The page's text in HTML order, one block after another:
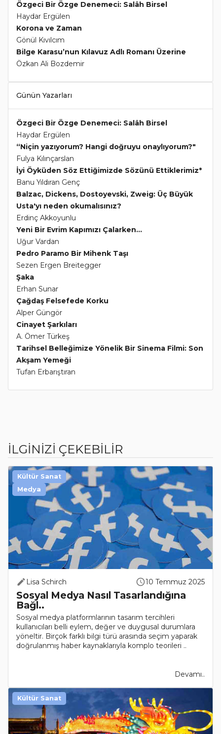
Özgeci Bir Özge Denemeci: Salâh Birsel
Haydar Ergülen
Korona ve Zaman
Gönül Kıvılcım
Bilge Karasu’nun Kılavuz Adlı Romanı Üzerine
Özkan Ali Bozdemir
Günün Yazarları
Özgeci Bir Özge Denemeci: Salâh Birsel
Haydar Ergülen
“Niçin yazıyorum? Hangi doğruyu onaylıyorum?"
Fulya Kılınçarslan
İyi Öyküden Söz Ettiğimizde Sözünü Ettiklerimiz*
Banu Yıldıran Genç
Balzac, Dickens, Dostoyevski, Zweig: Üç Büyük
Usta'yı neden okumalısınız?
Erdinç Akkoyunlu
Yeni Bir Evrim Kapımızı Çalarken...
Uğur Vardan
Pedro Paramo Bir Mihenk Taşı
Sezen Ergen Breitegger
Şaka
Erhan Sunar
Çağdaş Felsefede Korku
Alper Güngör
Cinayet Şarkıları
A. Ömer Türkeş
Tarihsel Belleğimize Yönelik Bir Sinema Filmi: Son
Akşam Yemeği
Tufan Erbarıştıran
İLGİNİZİ ÇEKEBİLİR
Lisa Schirch 10 Temmuz 2025
Sosyal Medya Nasıl Tasarlandığına
Bağl..
Sosyal medya platformlarının tasarım tercihleri
kullanıcıları belli eylem, değer ve duygusal durumlara
yöneltir. Birçok farklı bilgi türü arasında seçim yaparak
doğrulanmış haber kaynaklarıyla komplo teorileri ..
Devamı..
Kültür Sanat
Medya
Kültür Sanat